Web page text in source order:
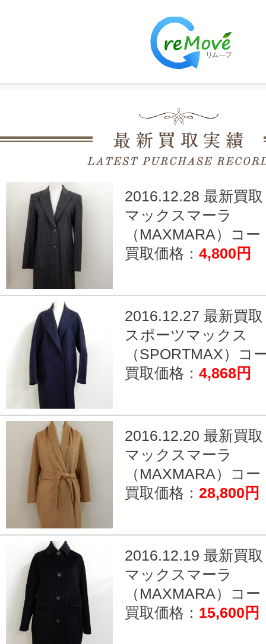
2016.12.28 最新買取
マックスマーラ
（MAXMARA）コ
買取価格： 4,800円
2016.12.27 最新買取
スポーツマックス
（SPORTMAX）コ
買取価格： 4,868円
2016.12.20 最新買取
マックスマーラ
（MAXMARA）コ
買取価格： 28,800円
2016.12.19 最新買取
マックスマーラ
（MAXMARA）コ
買取価格： 15,600円